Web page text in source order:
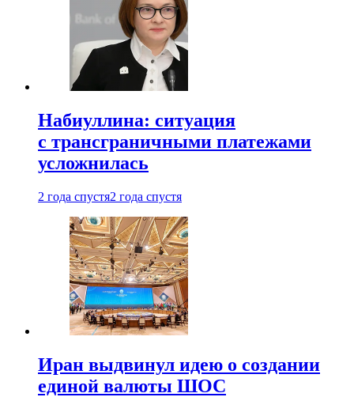
Набиуллина: ситуация
с трансграничными платежами
усложнилась
2 года спустя2 года спустя
Иран выдвинул идею о создании
единой валюты ШОС